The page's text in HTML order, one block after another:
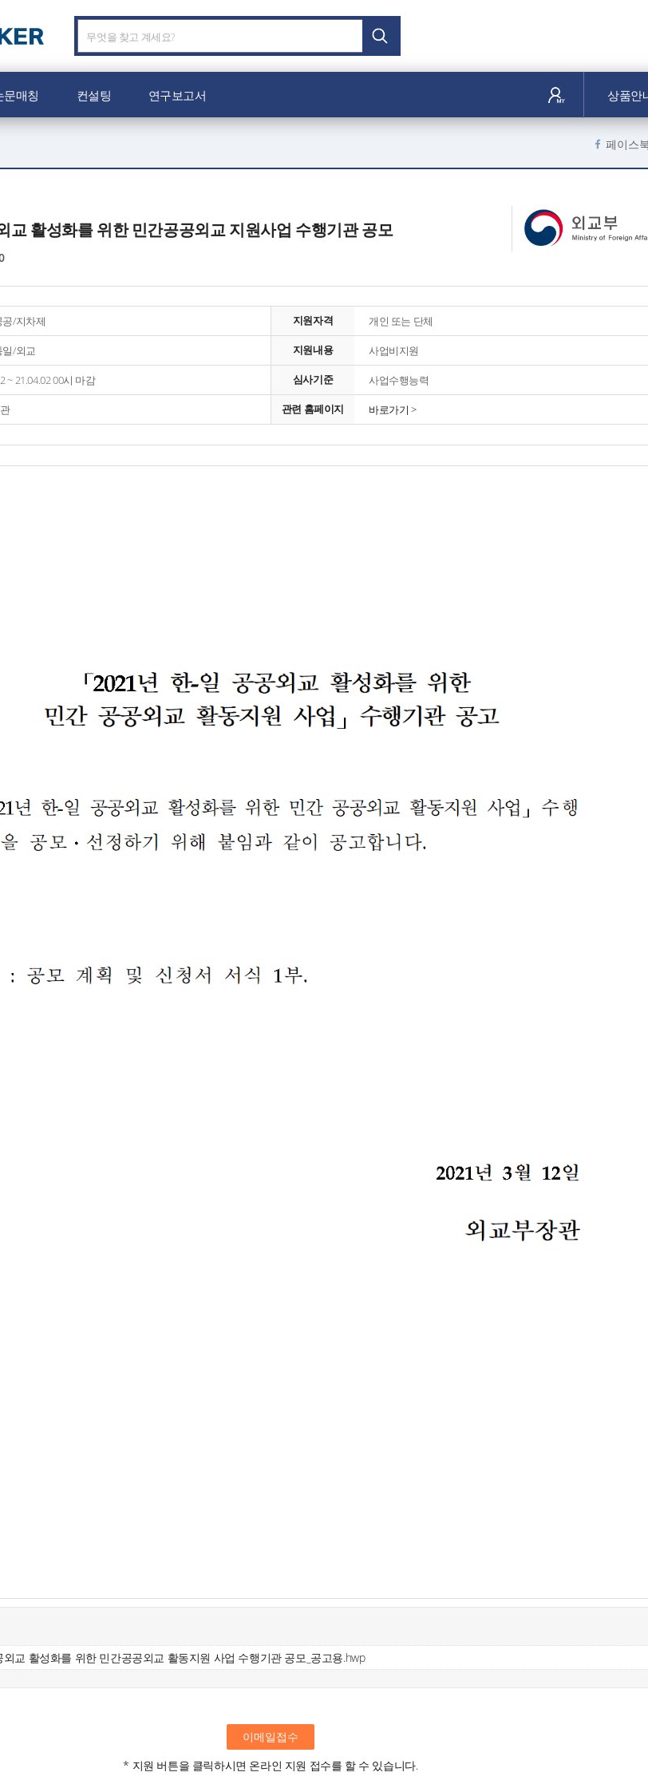
문매칭 컨설팅 연구보고서 상품안
페이스
교 활성화를 위한 민간공공외교 지원사업 수행기관 공모
/지차제 지원자격
개인 또는 단체
/외교 지원내용
사업비지원
~ 21.04.02 00시 마감 심사기준
사업수행능력
관련 홈페이지 바로가기 >
교 활성화를 위한 민간공공외교 활동지원 사업 수행기관 공모_공고용.hwp
이메일접수
* 지원 버튼을 클릭하시면 온라인 지원 접수를 할 수 있습니다.